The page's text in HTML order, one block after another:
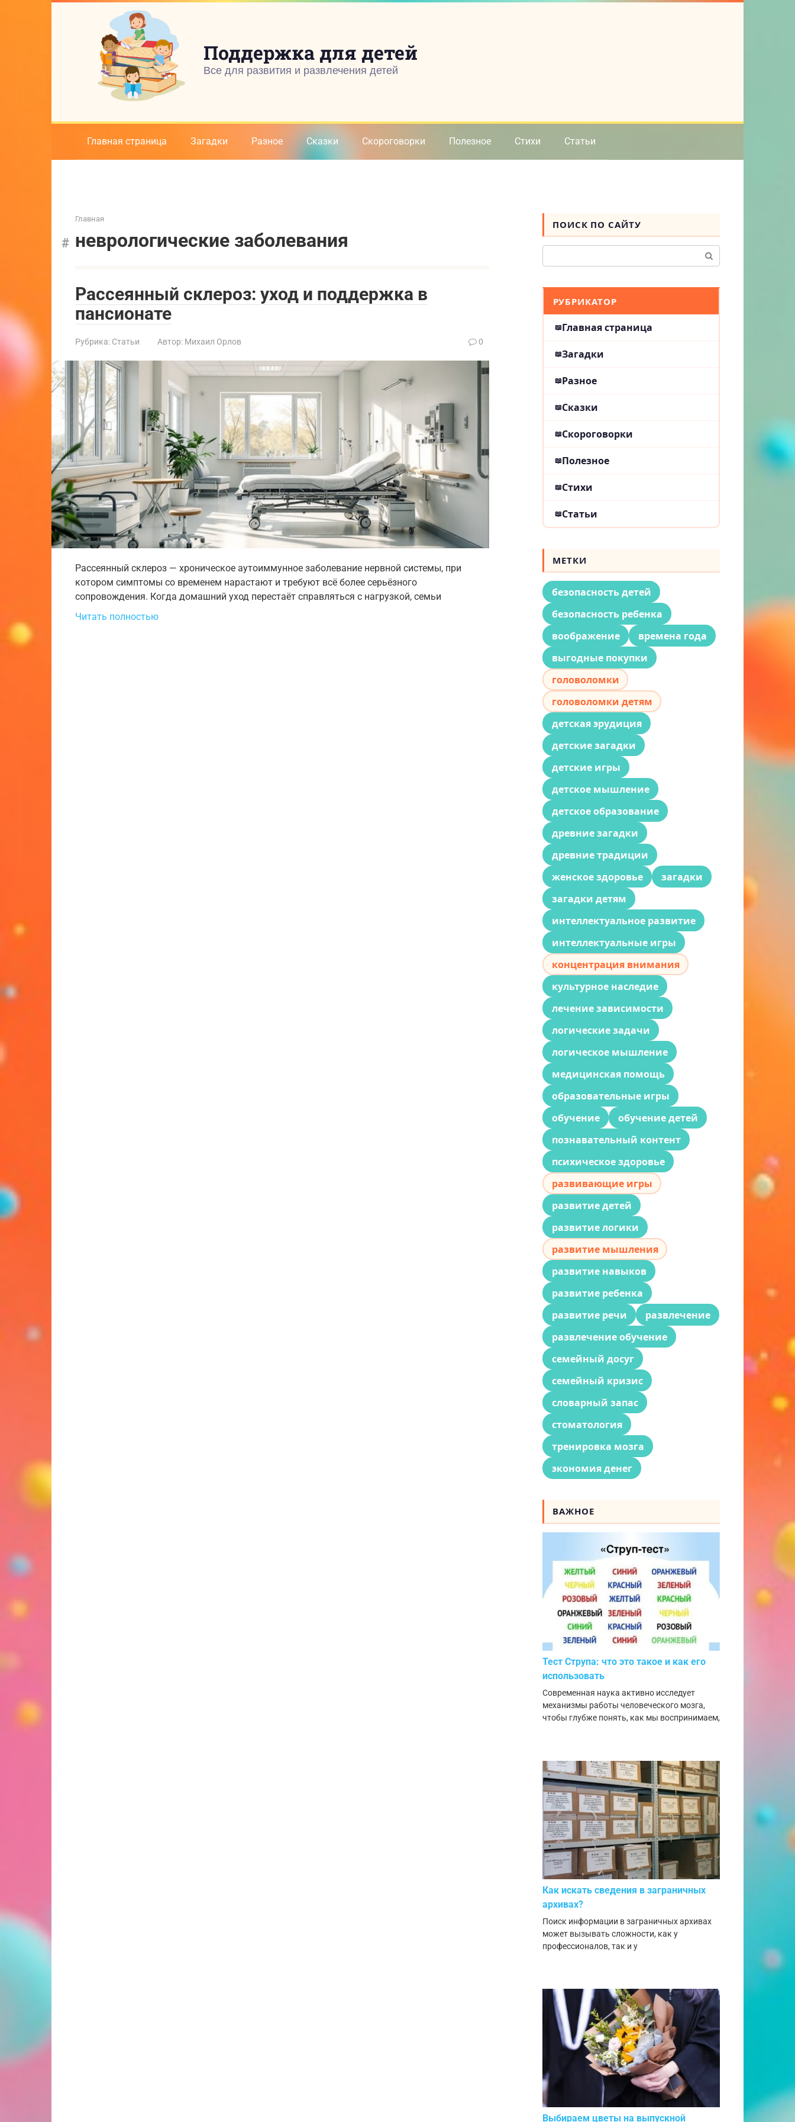
Поддержка для детей
Все для развития и развлечения детей
Главная страница Загадки Разное Сказки Скороговорки Полезное Стихи Статьи
Главная
неврологические заболевания
Рассеянный склероз: уход и поддержка в
пансионате
Рубрика: Статьи Автор: Михаил Орлов 0
Рассеянный склероз — хроническое аутоиммунное заболевание нервной системы, при
котором симптомы со временем нарастают и требуют всё более серьёзного
сопровождения. Когда домашний уход перестаёт справляться с нагрузкой, семьи
Читать полностью
ПОИСК ПО САЙТУ
РУБРИКАТОР
Главная страница
Загадки
Разное
Сказки
Скороговорки
Полезное
Стихи
Статьи
МЕТКИ
безопасность детей
безопасность ребенка
воображение
времена года
выгодные покупки
головоломки
головоломки детям
детская эрудиция
детские загадки
детские игры
детское мышление
детское образование
древние загадки
древние традиции
женское здоровье
загадки
загадки детям
интеллектуальное развитие
интеллектуальные игры
концентрация внимания
культурное наследие
лечение зависимости
логические задачи
логическое мышление
медицинская помощь
образовательные игры
обучение
обучение детей
познавательный контент
психическое здоровье
развивающие игры
развитие детей
развитие логики
развитие мышления
развитие навыков
развитие ребенка
развитие речи
развлечение
развлечение обучение
семейный досуг
семейный кризис
словарный запас
стоматология
тренировка мозга
экономия денег
ВАЖНОЕ
Тест Струпа: что это такое и как его
использовать
Современная наука активно исследует
механизмы работы человеческого мозга,
чтобы глубже понять, как мы воспринимаем,
Как искать сведения в заграничных
архивах?
Поиск информации в заграничных архивах
может вызывать сложности, как у
профессионалов, так и у
Выбираем цветы на выпускной